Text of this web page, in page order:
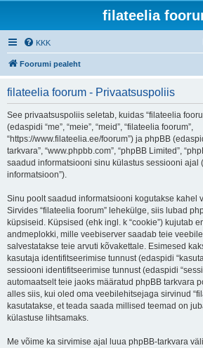
filateelia
KKK
Foorumi pealeht
filateelia foorum - Privaatsuspoliis
See privaatsuspoliis seletab, kuidas “filateelia
(edaspidi “me”, “meie”, “meid”, “filateelia foorum”,
“https://www.filateelia.ee/foorum”) ja phpBB
tarkvara”, “www.phpbb.com”, “phpBB Limited”,
saadud informatsiooni sinu külastus sessiooni ajal
informatsioon”).
Sinu poolt saadud informatsiooni kogutakse kahel
Sirvides “filateelia foorum” lehekülge, siis lubad
küpsiseid. Küpsised (ehk ingl. k “cookie”) kujutab
andmeplokki, mille veebiserver saadab teie
salvestatakse teie arvuti kõvakettale. Esimesed
kasutaja identifitseerimise tunnust (edaspidi
sessiooni identifitseerimise tunnust (edaspidi
automaatselt teie jaoks määratud phpBB tarkvara
alles siis, kui oled oma veebilehitsejaga sirvinud
kasutatakse, et teada saada millised teemad on
külastuse lihtsamaks.
Me võime ka sirvimise ajal luua phpBB-tarkvara